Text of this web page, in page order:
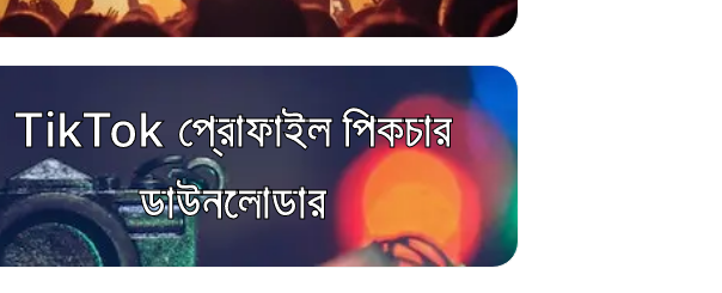
TikTok প্রোফাইল পিকচার
ডাউনলোডার